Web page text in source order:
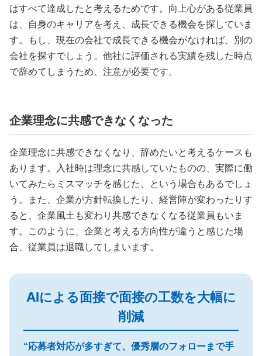
はすべて達成したと考えるためです。向上心がある従業員
は、自身のキャリアを考え、成長できる機会を探していま
す。もし、現在の会社で成長できる機会がなければ、別の
会社を探すでしょう。他社に評価される実績を残した時点
で辞めてしまうため、注意が必要です。
企業理念に共感できなくなった
企業理念に共感できなくなり、辞めたいと考えるケースも
あります。入社時は理念に共感していたものの、実際に働
いてみたらミスマッチを感じた、という場合もあるでしょ
う。また、企業が方針転換したり、経営陣が変わったりす
ると、企業風土も変わり共感できなくなる従業員もいま
す。このように、企業と考える方向性が違うと感じた場
合、従業員は退職してしまいます。
AIによる面接で面接の工数を大幅に
削減
“応募者対応が多すぎて、優秀層のフォローまで手